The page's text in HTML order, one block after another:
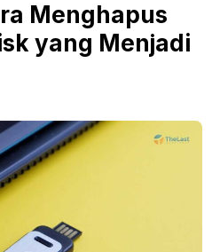
Menghapus
yang Menjadi